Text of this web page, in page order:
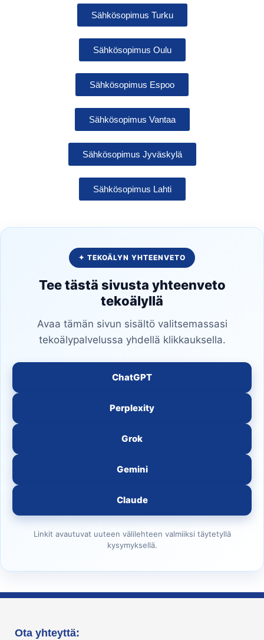
Sähkösopimus Turku
Sähkösopimus Oulu
Sähkösopimus Espoo
Sähkösopimus Vantaa
Sähkösopimus Jyväskylä
Sähkösopimus Lahti
✦ TEKOÄLYN YHTEENVETO
Tee tästä sivusta yhteenveto
tekoälyllä
Avaa tämän sivun sisältö valitsemassasi
tekoälypalvelussa yhdellä klikkauksella.
ChatGPT
Perplexity
Grok
Gemini
Claude
Linkit avautuvat uuteen välilehteen valmiiksi täytetyllä
kysymyksellä.
Ota yhteyttä: